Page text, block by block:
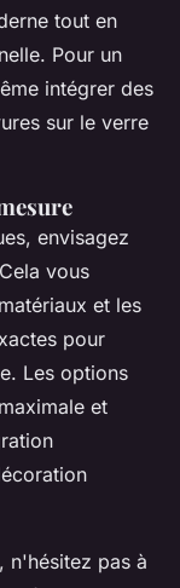
tout en
Pour un
intégrer des
sur le verre
envisagez
vous
et les
pour
Les options
et
n'hésitez pas à